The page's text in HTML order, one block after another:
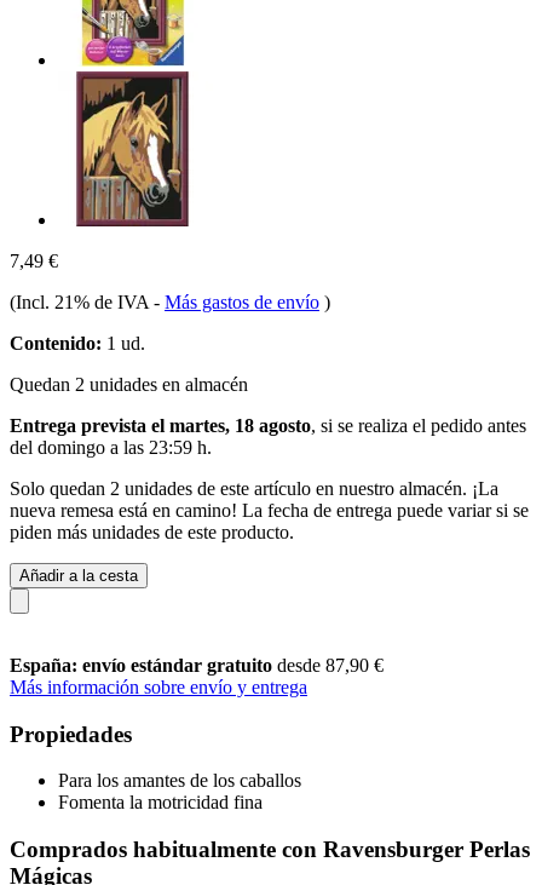
7,49 €
(Incl. 21% de IVA - Más gastos de envío )
Contenido: 1 ud.
Quedan 2 unidades en almacén
Entrega prevista el martes, 18 agosto, si se realiza el pedido antes
del domingo a las 23:59 h.
Solo quedan 2 unidades de este artículo en nuestro almacén. ¡La
nueva remesa está en camino! La fecha de entrega puede variar si se
piden más unidades de este producto.
Añadir a la cesta
España: envío estándar gratuito desde 87,90 €
Más información sobre envío y entrega
Propiedades
Para los amantes de los caballos
Fomenta la motricidad fina
Comprados habitualmente con Ravensburger Perlas
Mágicas